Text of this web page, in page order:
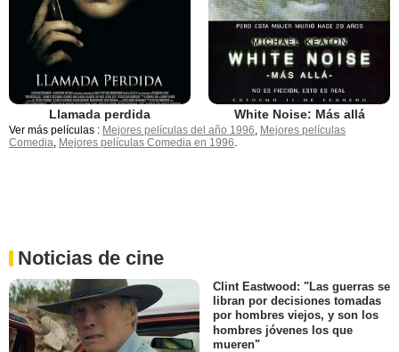
Llamada perdida White Noise: Más allá
Ver más películas : Mejores películas del año 1996, Mejores películas
Comedia, Mejores películas Comedia en 1996.
Noticias de cine
Clint Eastwood: "Las guerras se
libran por decisiones tomadas
por hombres viejos, y son los
hombres jóvenes los que
mueren"